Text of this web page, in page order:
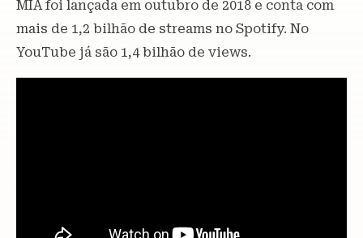
MIA foi lançada em outubro de 2018 e conta com
mais de 1,2 bilhão de streams no Spotify. No
YouTube já são 1,4 bilhão de views.